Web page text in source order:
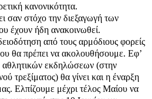
κανονικότητα.
σαν στόχο την διεξαγωγή των
έχουν ήδη ανακοινωθεί.
από τους αρμόδιους φορείς
θα πρέπει να ακολουθήσουμε. Εφ’
αθλητικών εκδηλώσεων (στην
τρεξίματος) θα γίνει και η έναρξη
Ελπίζουμε μέχρι τέλος Μαίου να